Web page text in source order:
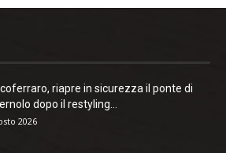
riapre in sicurezza il ponte di
dopo il restyling...
2026